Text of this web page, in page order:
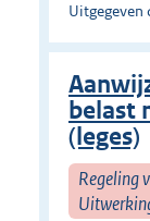
Uitgegeven
belast
(leges)
Regeling